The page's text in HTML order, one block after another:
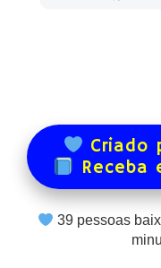
Criado
39pessoas